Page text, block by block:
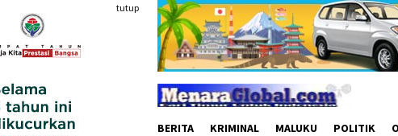
konten
tutup
BERITA KRIMINAL MALUKU POLITIK